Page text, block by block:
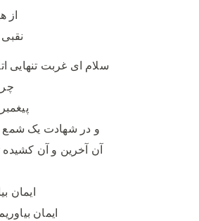
از
سلام ای غربت تنهایی
و در شهادت یک شمع
آن آخرین و آن کشیده
ایمان
ایمان